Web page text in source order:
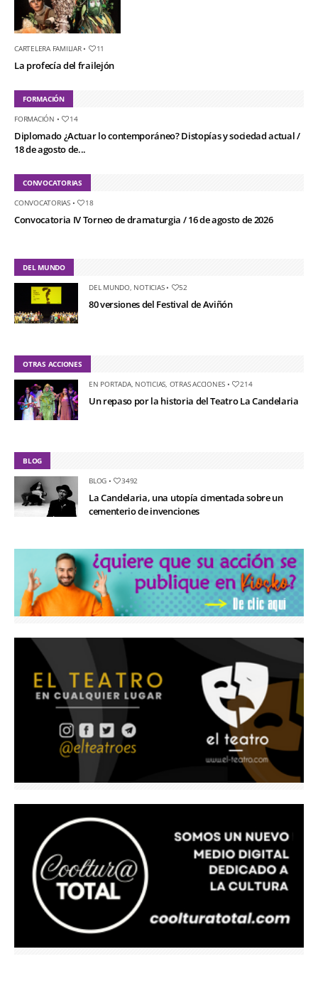
CARTELERA FAMILIAR• 11
La profecía del frailejón
FORMACIÓN
FORMACIÓN • 14
Diplomado ¿Actuar lo contemporáneo? Distopías y sociedad actual /
18 de agosto de...
CONVOCATORIAS
CONVOCATORIAS• 18
Convocatoria IV Torneo de dramaturgia / 16 de agosto de 2026
DEL MUNDO
DEL MUNDO, NOTICIAS• 52
80 versiones del Festival de Aviñón
OTRAS ACCIONES
EN PORTADA, NOTICIAS OTRAS ACCIONES • 214
Un repaso por la historia del Teatro La Candelaria
BLOG
BLOG • 3492
La Candelaria, una utopía cimentada sobre un
cementerio de invenciones